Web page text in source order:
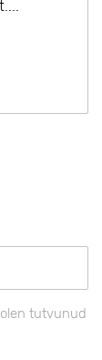
tutvunud